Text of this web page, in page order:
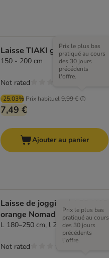
Laisse TIAKI grise
150 - 200 cm
-25.03% Prix habituel9,99 €
Prix le plus bas
pratiqué au cours
des 30 jours
précédents
l'offre.
7,49 €
Not rated
Ajouter au panier
Laisse de jogging à LED USB
orange Nomad Tales Spirit
L 180–250 cm, l 25 mm
Prix le plus bas
pratiqué au cours
des 30 jours
précédents
l'offre.
Not rated